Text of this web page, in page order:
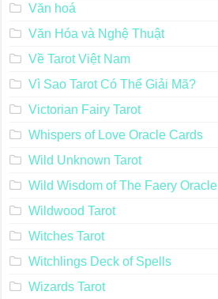
Văn hoá
Văn Hóa và Nghệ Thuật
Về Tarot Việt Nam
Vì Sao Tarot Có Thể Giải Mã?
Victorian Fairy Tarot
Whispers of Love Oracle Cards
Wild Unknown Tarot
Wild Wisdom of The Faery Oracle
Wildwood Tarot
Witches Tarot
Witchlings Deck of Spells
Wizards Tarot